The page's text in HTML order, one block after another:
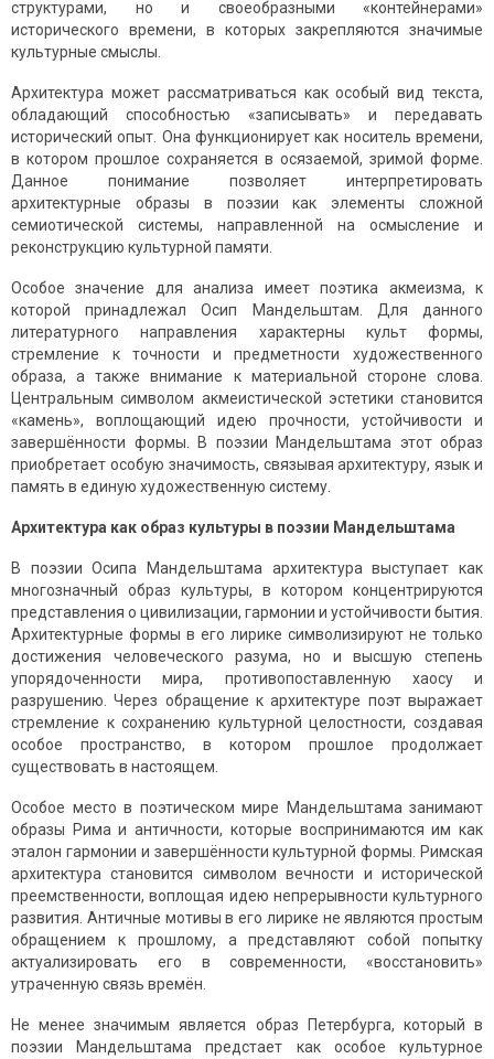
структурами, но и своеобразными «контейнерами»
исторического времени, в которых закрепляются значимые
культурные смыслы.
Архитектура может рассматриваться как особый вид текста,
обладающий способностью «записывать» и передавать
исторический опыт. Она функционирует как носитель времени,
в котором прошлое сохраняется в осязаемой, зримой форме.
Данное понимание позволяет интерпретировать
архитектурные образы в поэзии как элементы сложной
семиотической системы, направленной на осмысление и
реконструкцию культурной памяти.
Особое значение для анализа имеет поэтика акмеизма, к
которой принадлежал Осип Мандельштам. Для данного
литературного направления характерны культ формы,
стремление к точности и предметности художественного
образа, а также внимание к материальной стороне слова.
Центральным символом акмеистической эстетики становится
«камень», воплощающий идею прочности, устойчивости и
завершённости формы. В поэзии Мандельштама этот образ
приобретает особую значимость, связывая архитектуру, язык и
память в единую художественную систему.
Архитектура как образ культуры в поэзии Мандельштама
В поэзии Осипа Мандельштама архитектура выступает как
многозначный образ культуры, в котором концентрируются
представления о цивилизации, гармонии и устойчивости бытия.
Архитектурные формы в его лирике символизируют не только
достижения человеческого разума, но и высшую степень
упорядоченности мира, противопоставленную хаосу и
разрушению. Через обращение к архитектуре поэт выражает
стремление к сохранению культурной целостности, создавая
особое пространство, в котором прошлое продолжает
существовать в настоящем.
Особое место в поэтическом мире Мандельштама занимают
образы Рима и античности, которые воспринимаются им как
эталон гармонии и завершённости культурной формы. Римская
архитектура становится символом вечности и исторической
преемственности, воплощая идею непрерывности культурного
развития. Античные мотивы в его лирике не являются простым
обращением к прошлому, а представляют собой попытку
актуализировать его в современности, «восстановить»
утраченную связь времён.
Не менее значимым является образ Петербурга, который в
поэзии Мандельштама предстает как особое культурное